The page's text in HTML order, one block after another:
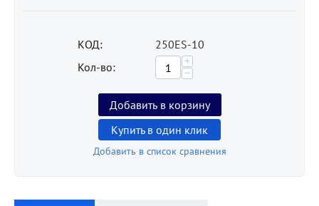
КОД:
250ES-10
Кол-во:
+
−
Добавить в корзину
Купить в один клик
Добавить в список сравнения